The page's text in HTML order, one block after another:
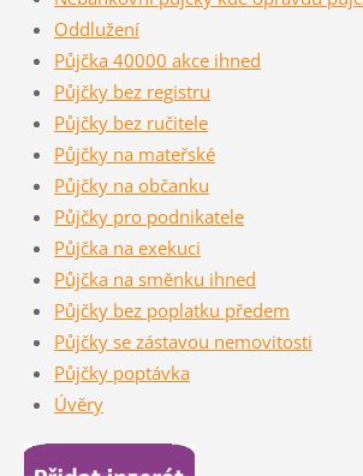
Oddlužení
Půjčka 40000 akce ihned
Půjčky bez registru
Půjčky bez ručitele
Půjčky na mateřské
Půjčky na občanku
Půjčky pro podnikatele
Půjčka na exekuci
Půjčka na směnku ihned
Půjčky bez poplatku předem
Půjčky se zástavou nemovitosti
Půjčky poptávka
Úvěry